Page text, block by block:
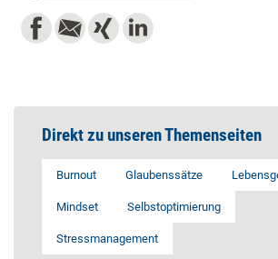
Direkt zu unseren Themenseiten
Burnout Glaubenssätze
Mindset Selbstoptimierung
Stressmanagement